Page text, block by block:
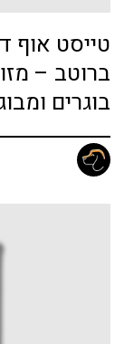
טייסט אוף
ברוטב –
בוגרים